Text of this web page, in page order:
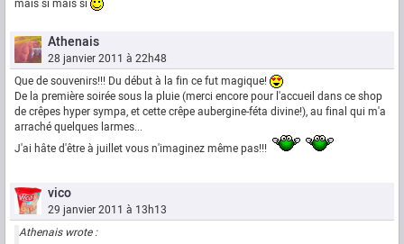
mais si mais si
Athenais
28 janvier 2011 à 22h48
Que de souvenirs!!! Du début à la fin ce fut magique!
De la première soirée sous la pluie (merci encore pour l'accueil dans ce shop
de crêpes hyper sympa, et cette crêpe aubergine-féta divine!), au final qui m'a
arraché quelques larmes...
J'ai hâte d'être à juillet vous n'imaginez même pas!!!
vico
29 janvier 2011 à 13h13
Athenais wrote :